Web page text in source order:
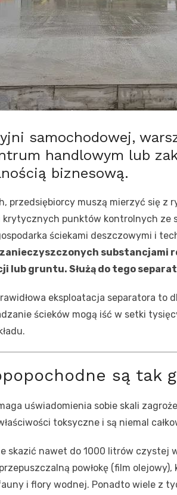
samochodowej,
handlowym lub
biznesową.
przedsiębiorcy muszą mierzyć się z
punktów kontrolnych ze
ściekami deszczowymi i
substancjami
lub gruntu. Służą do tego
eksploatacja separatora to
ścieków mogą iść w setki
są tak
uświadomienia sobie skali
toksyczne i są niemal
skazić nawet do 1000 litrów czystej
powłokę (film olejowy),
i flory wodnej. Ponadto wiele z